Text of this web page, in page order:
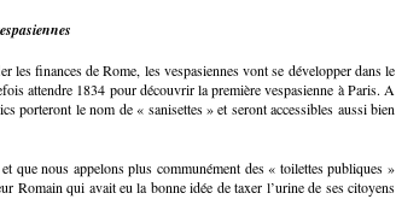
les finances de Rome, les vespasiennes vont se développer dans le
attendre 1834 pour découvrir la première vespasienne à Paris. A
porteront le nom de « sanisettes » et seront accessibles aussi bien
que nous appelons plus communément des « toilettes publiques »
Romain qui avait eu la bonne idée de taxer l’urine de ses citoyens